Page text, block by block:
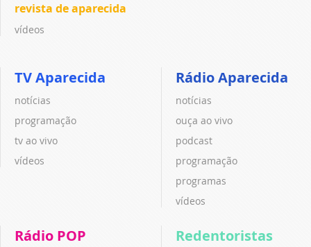
revista de aparecida
vídeos
TV Aparecida
notícias
programação
tv ao vivo
vídeos
Rádio Aparecida
notícias
ouça ao vivo
podcast
programação
programas
vídeos
Rádio POP Redentoristas